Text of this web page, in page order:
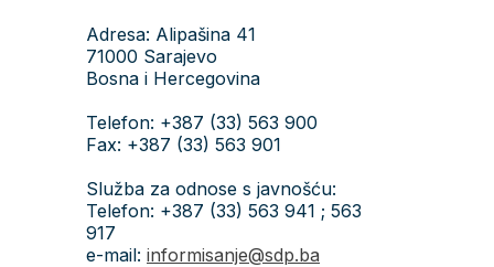
Adresa: Alipašina 41
71000 Sarajevo
Bosna i Hercegovina
Telefon: +387 (33) 563 900
Fax: +387 (33) 563 901
Služba za odnose s javnošću:
Telefon: +387 (33) 563 941 ; 563
917
e-mail: informisanje@sdp.ba